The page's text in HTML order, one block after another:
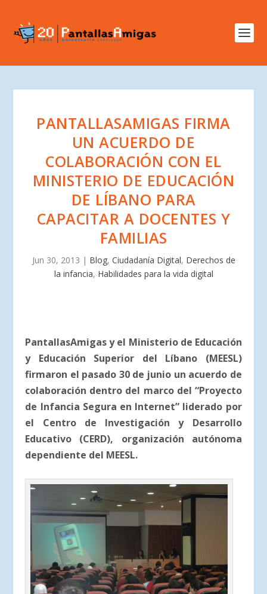
PANTALLASAMIGAS FIRMA
UN ACUERDO DE
COLABORACIÓN CON EL
MINISTERIO DE EDUCACIÓN
DE LÍBANO PARA
CAPACITAR A DOCENTES Y
FAMILIAS
Jun 30, 2013 | Blog, Ciudadanía Digital, Derechos de
la infancia, Habilidades para la vida digital
PantallasAmigas y el Ministerio de Educación
y Educación Superior del Líbano (MEESL)
firmaron el pasado 30 de junio un acuerdo de
colaboración dentro del marco del “Proyecto
de Infancia Segura en Internet” liderado por
el Centro de Investigación y Desarrollo
Educativo (CERD), organización autónoma
dependiente del MEESL.